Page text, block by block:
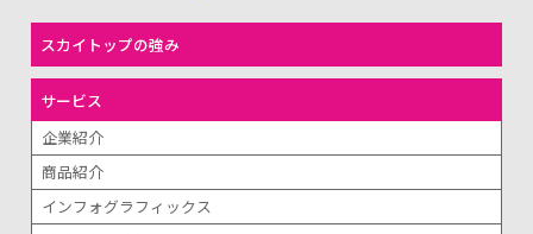
スカイトップの強み
サービス
企業紹介
商品紹介
インフォグラフィックス